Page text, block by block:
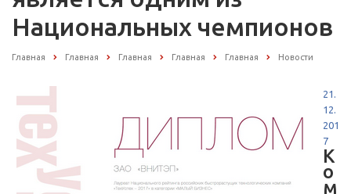
Национальных чемпионов
Главная Главная Главная Главная Главная Новости
21.
12.
201
7
К
о
м